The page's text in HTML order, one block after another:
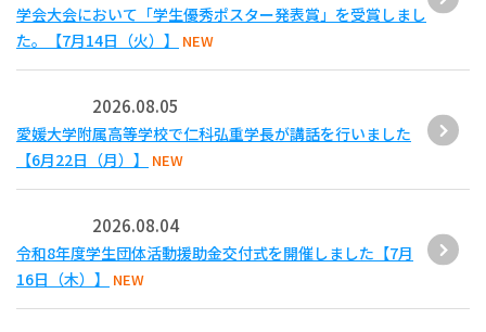
学会大会において「学生優秀ポスター発表賞」を受賞しまし
た。【7月14日（火）】
NEW
2026.08.05
愛媛大学附属高等学校で仁科弘重学長が講話を行いました
【6月22日（月）】
NEW
2026.08.04
令和8年度学生団体活動援助金交付式を開催しました【7月
16日（木）】
NEW